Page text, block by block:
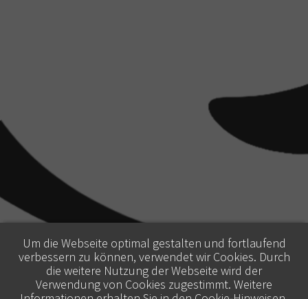
Um die Webseite optimal gestalten und fortlaufend
verbessern zu können, verwendet wir Cookies. Durch
die weitere Nutzung der Webseite wird der
Verwendung von Cookies zugestimmt. Weitere